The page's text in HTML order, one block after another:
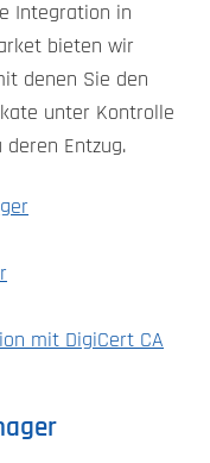
Integration in
bieten wir
denen Sie den
unter Kontrolle
deren Entzug.
mit DigiCert CA